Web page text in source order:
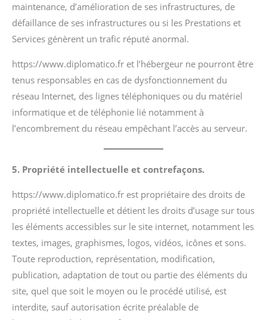
maintenance, d’amélioration de ses infrastructures, de
défaillance de ses infrastructures ou si les Prestations et
Services génèrent un trafic réputé anormal.
https://www.diplomatico.fr et l’hébergeur ne pourront être
tenus responsables en cas de dysfonctionnement du
réseau Internet, des lignes téléphoniques ou du matériel
informatique et de téléphonie lié notamment à
l’encombrement du réseau empêchant l’accès au serveur.
5. Propriété intellectuelle et contrefaçons.
https://www.diplomatico.fr est propriétaire des droits de
propriété intellectuelle et détient les droits d’usage sur tous
les éléments accessibles sur le site internet, notamment les
textes, images, graphismes, logos, vidéos, icônes et sons.
Toute reproduction, représentation, modification,
publication, adaptation de tout ou partie des éléments du
site, quel que soit le moyen ou le procédé utilisé, est
interdite, sauf autorisation écrite préalable de